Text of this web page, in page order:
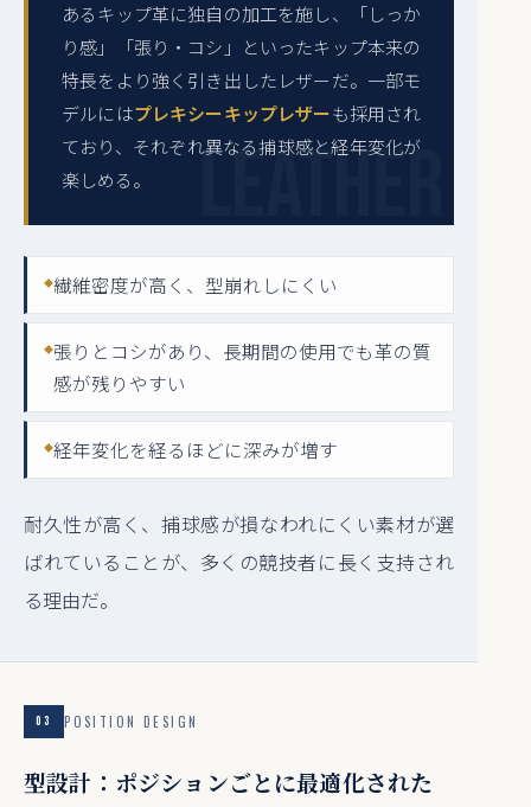
あるキップ革に独自の加工を施し、「しっか
り感」「張り・コシ」といったキップ本来の
特長をより強く引き出したレザーだ。一部モ
デルにはプレキシーキップレザーも採用され
ており、それぞれ異なる捕球感と経年変化が
楽しめる。
繊維密度が高く、型崩れしにくい
張りとコシがあり、長期間の使用でも革の質
感が残りやすい
経年変化を経るほどに深みが増す
耐久性が高く、捕球感が損なわれにくい素材が選
ばれていることが、多くの競技者に長く支持され
る理由だ。
03 POSITION DESIGN
型設計：ポジションごとに最適化された